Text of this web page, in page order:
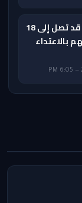
أب من أوهايو يواجه عقوبة قد تصل إلى 18
بالاعتداء